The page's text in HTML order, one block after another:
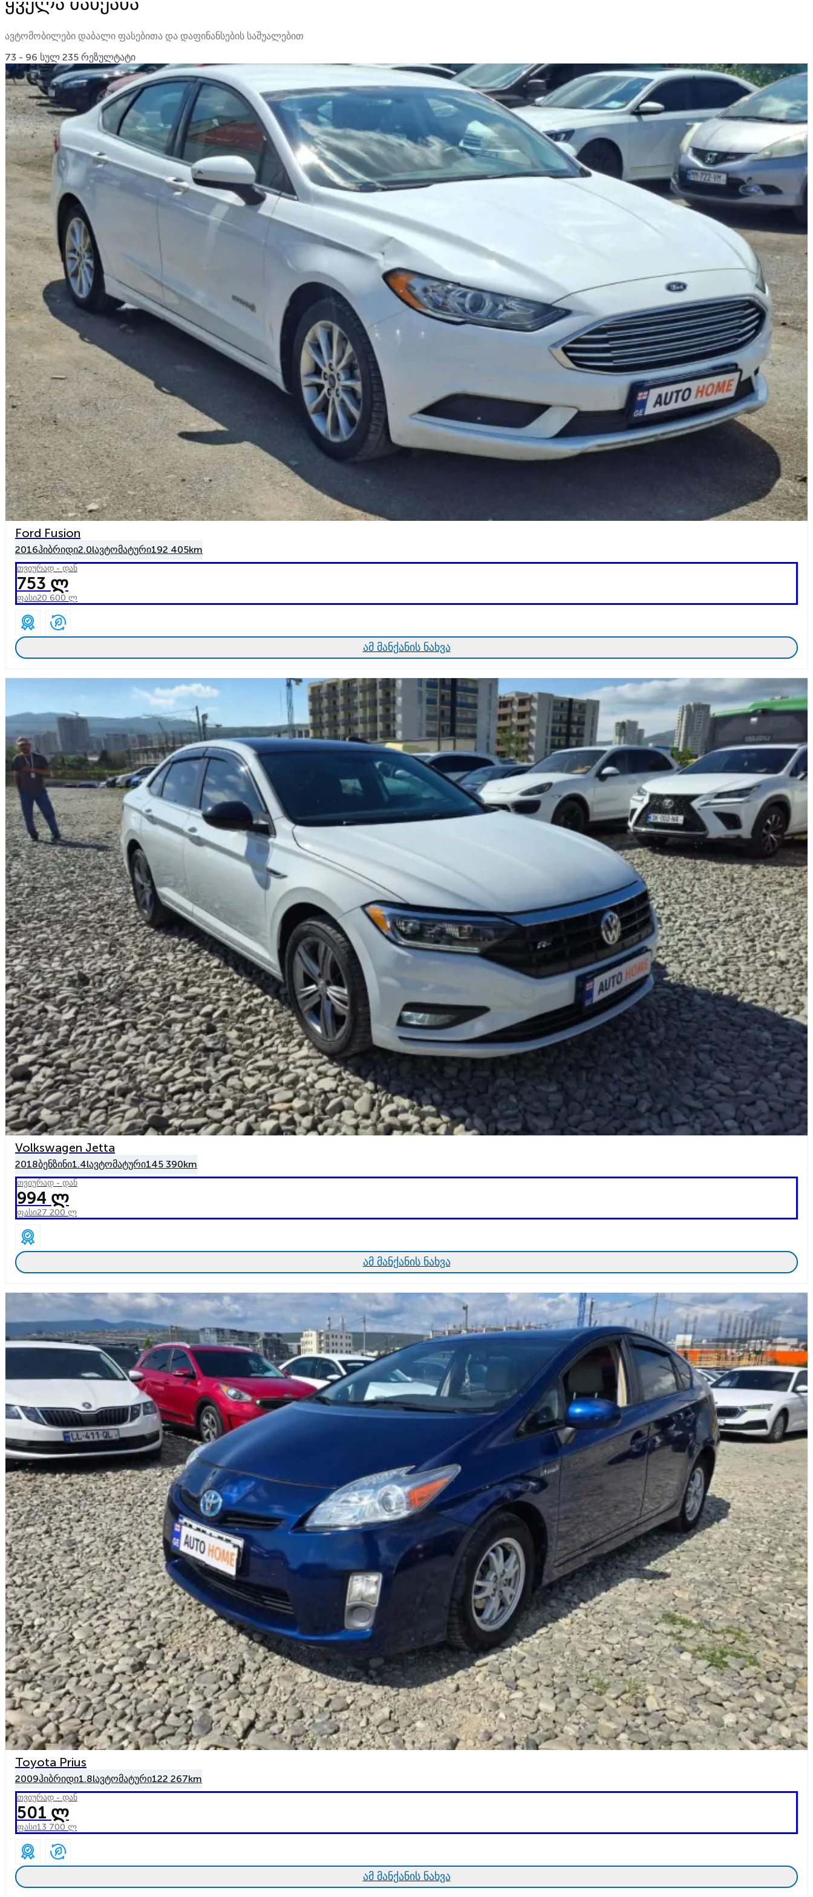
ავტომობილები დაბალი ფასებითა და დაფინანსების საშუალებით
73 - 96 სულ 235 რეზულტატი
Ford Fusion
2016ჰიბრიდი2.0lავტომატური192 405km
თვიურად - დან
753 ლ
ფასი20 600 ლ
ამ მანქანის ნახვა
Volkswagen Jetta
2018ბენზინი1.4lავტომატური145 390km
თვიურად - დან
994 ლ
ფასი27 200 ლ
ამ მანქანის ნახვა
Toyota Prius
2009ჰიბრიდი1.8lავტომატური122 267km
თვიურად - დან
501 ლ
ფასი13 700 ლ
ამ მანქანის ნახვა